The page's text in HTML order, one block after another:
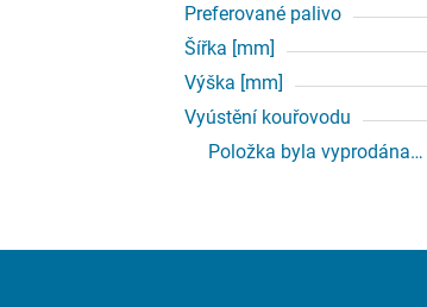
Preferované palivo
Šířka [mm]
Výška [mm]
Vyústění kouřovodu
Položka byla vyprodána…